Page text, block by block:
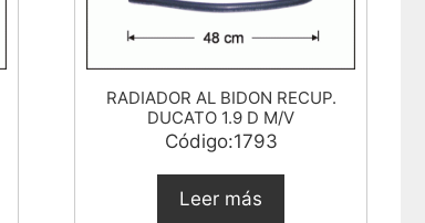
RADIADOR AL BIDON RECUP.
DUCATO 1.9 D M/V
Código:1793
Leer más